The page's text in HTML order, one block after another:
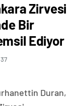
Zirvesi
Bir
Ediyor
Duran,